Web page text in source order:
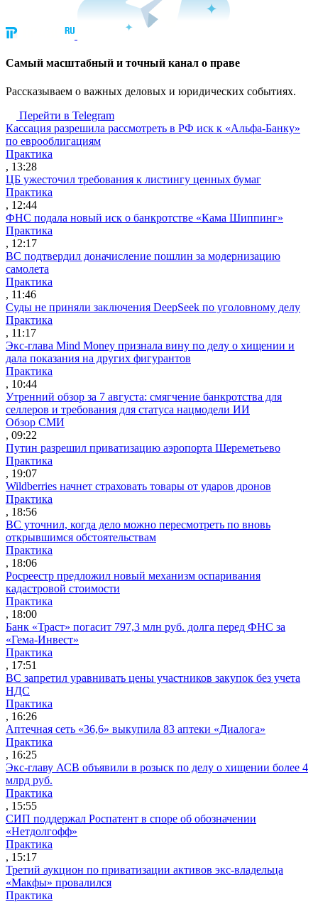
Cамый масштабный и точный канал о праве
Рассказываем о важных деловых и юридических событиях.
Перейти в Telegram
Кассация разрешила рассмотреть в РФ иск к «Альфа-Банку»
по еврооблигациям
Практика
, 13:28
ЦБ ужесточил требования к листингу ценных бумаг
Практика
, 12:44
ФНС подала новый иск о банкротстве «Кама Шиппинг»
Практика
, 12:17
ВС подтвердил доначисление пошлин за модернизацию
самолета
Практика
, 11:46
Суды не приняли заключения DeepSeek по уголовному делу
Практика
, 11:17
Экс-глава Mind Money признала вину по делу о хищении и
дала показания на других фигурантов
Практика
, 10:44
Утренний обзор за 7 августа: смягчение банкротства для
селлеров и требования для статуса нацмодели ИИ
Обзор СМИ
, 09:22
Путин разрешил приватизацию аэропорта Шереметьево
Практика
, 19:07
Wildberries начнет страховать товары от ударов дронов
Практика
, 18:56
ВС уточнил, когда дело можно пересмотреть по вновь
открывшимся обстоятельствам
Практика
, 18:06
Росреестр предложил новый механизм оспаривания
кадастровой стоимости
Практика
, 18:00
Банк «Траст» погасит 797,3 млн руб. долга перед ФНС за
«Гема-Инвест»
Практика
, 17:51
ВС запретил уравнивать цены участников закупок без учета
НДС
Практика
, 16:26
Аптечная сеть «36,6» выкупила 83 аптеки «Диалога»
Практика
, 16:25
Экс-главу АСВ объявили в розыск по делу о хищении более 4
млрд руб.
Практика
, 15:55
СИП поддержал Роспатент в споре об обозначении
«Нетдолгофф»
Практика
, 15:17
Третий аукцион по приватизации активов экс-владельца
«Макфы» провалился
Практика